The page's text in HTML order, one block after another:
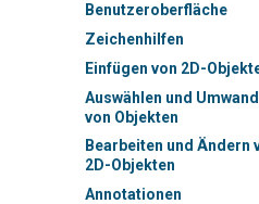
Benutzeroberfläche
Zeichenhilfen
Einfügen von 2D-
Auswählen und
von Objekten
Bearbeiten und Ändern
2D-Objekten
Annotationen